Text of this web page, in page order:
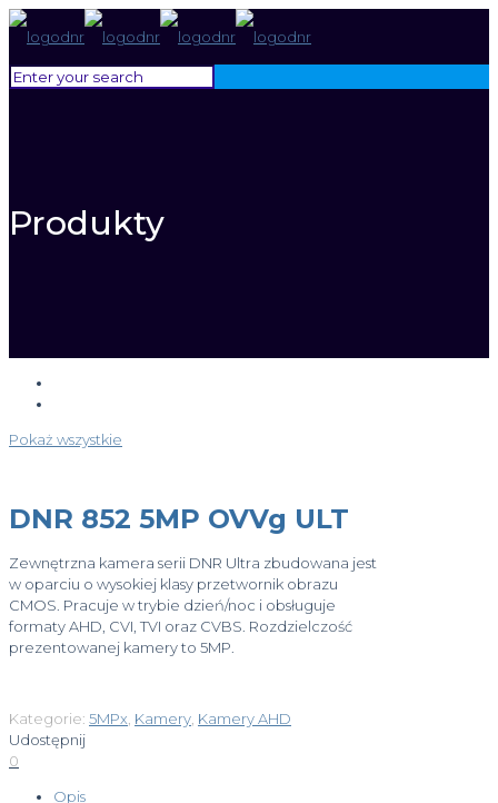
Produkty
Pokaż wszystkie
DNR 852 5MP OVVg ULT
Zewnętrzna kamera serii DNR Ultra zbudowana jest
w oparciu o wysokiej klasy przetwornik obrazu
CMOS. Pracuje w trybie dzień/noc i obsługuje
formaty AHD, CVI, TVI oraz CVBS. Rozdzielczość
prezentowanej kamery to 5MP.
Kategorie: 5MPx Kamery Kamery AHD
Udostępnij
0
Opis